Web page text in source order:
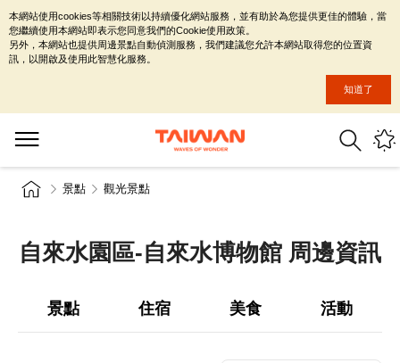
景點 觀光景點
自來水園區-自來水博物館 周邊資訊
景點 住宿 美食 活動
本網站使用cookies等相關技術以持續優化網站服務，並有助於為您提供更佳的體驗，當
您繼續使用本網站即表示您同意我們的Cookie使用政策。
另外，本網站也提供周邊景點自動偵測服務，我們建議您允許本網站取得您的位置資
訊，以開啟及使用此智慧化服務。
知道了